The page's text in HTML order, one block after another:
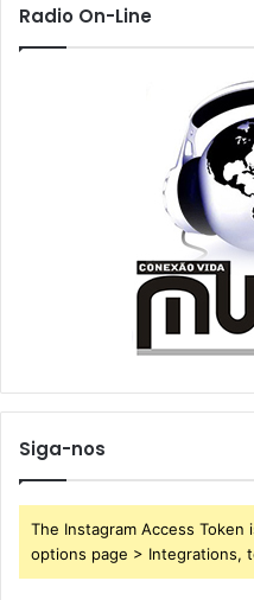
Radio On-Line
Siga-nos
The Instagram Access
options page > Integrations,